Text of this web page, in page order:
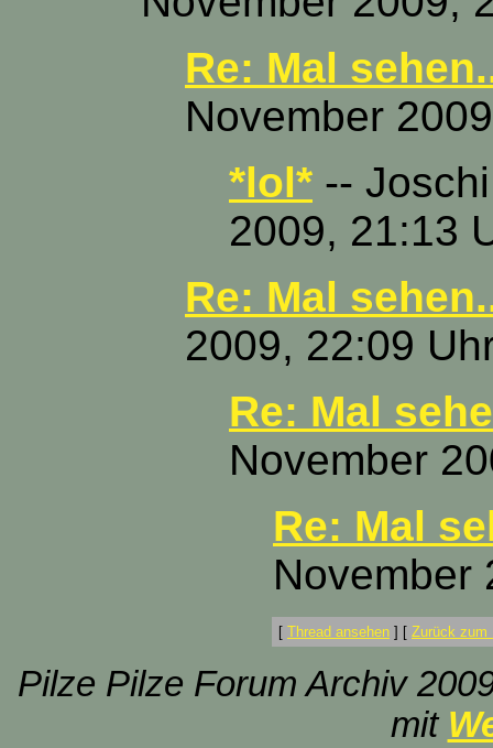
Re: Mal
November
*lol* --
2009, 21:13
Re: Mal
2009, 22:09
Re: Mal
November
Re: Mal
November
[ Thread ansehen ] [ Zurück zum
Pilze Pilze Forum Archiv
mit